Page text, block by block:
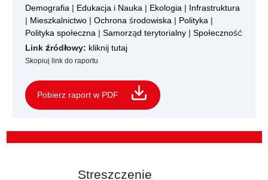
Demografia | Edukacja i Nauka | Ekologia | Infrastruktura
| Mieszkalnictwo | Ochrona środowiska | Polityka |
Polityka społeczna | Samorząd terytorialny | Społeczność
Link źródłowy: kliknij tutaj
Skopiuj link do raportu
Pobierz raport w PDF
Streszczenie